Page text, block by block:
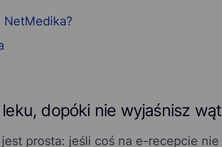
dopóki nie wyjaśnisz
prosta: jeśli coś na e-recepcie